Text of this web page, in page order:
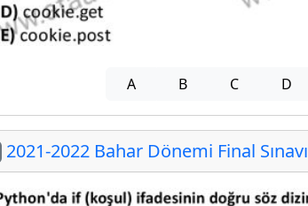
A B C D
2021-2022 Bahar Dönemi Final Sınavı